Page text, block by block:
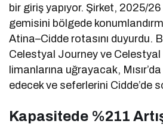
bir giriş yapıyor. Şirket, 2025/
gemisini bölgede
Atina–Cidde rotasını duyurdu.
Celestyal Journey ve
limanlarına uğrayacak,
edecek ve seferlerini Cidde’de
Kapasitede %211